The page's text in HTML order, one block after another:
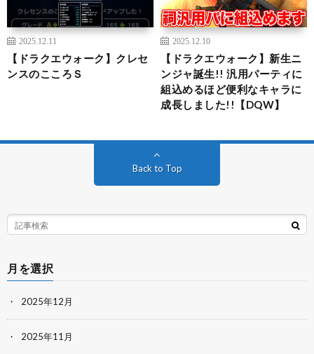
2025.12.11
【ドラクエウォーク】クレセ
ンスのこころＳ
2025.12.10
【ドラクエウォーク】新生ニ
ンジャ誕生!! 汎用パーティに
組込めるほど便利なキャラに
成長しました!!【DQW】
Back to Top
月を選択
2025年12月
2025年11月